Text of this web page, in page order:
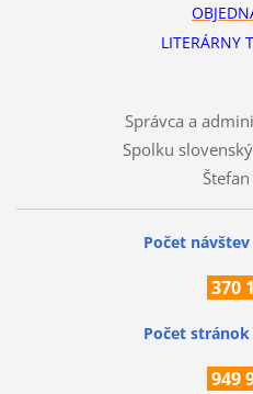
LITERÁRNY
Správca a
Spolku
Počet
370
Počet stránok
949